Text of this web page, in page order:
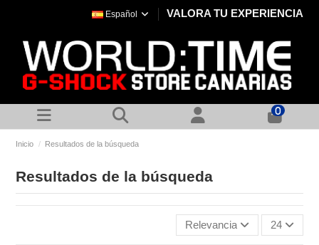
Español VALORA TU EXPERIENCIA
0
Inicio Resultados de la búsqueda
Resultados de la búsqueda
Relevancia 24